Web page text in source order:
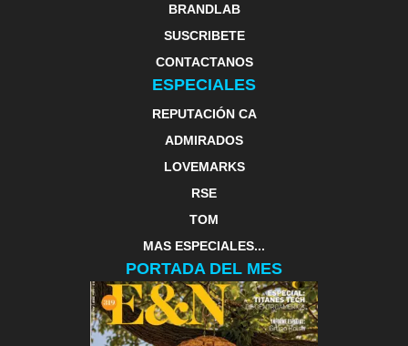
BRANDLAB
SUSCRIBETE
CONTACTANOS
ESPECIALES
REPUTACIÓN CA
ADMIRADOS
LOVEMARKS
RSE
TOM
MAS ESPECIALES...
PORTADA DEL MES